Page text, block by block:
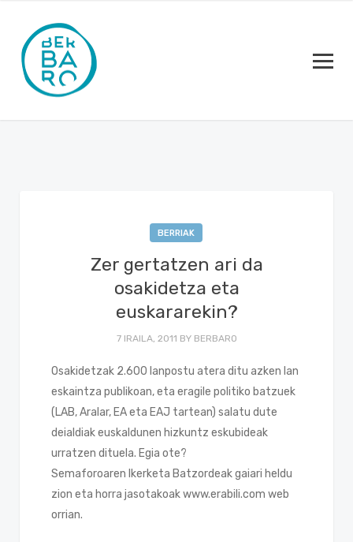
BERRIAK
Zer gertatzen ari da
osakidetza eta
euskararekin?
7 IRAILA, 2011 BY BERBARO
Osakidetzak 2.600 lanpostu atera ditu azken lan
eskaintza publikoan, eta eragile politiko batzuek
(LAB, Aralar, EA eta EAJ tartean) salatu dute
deialdiak euskaldunen hizkuntz eskubideak
urratzen dituela. Egia ote?
Semaforoaren Ikerketa Batzordeak gaiari heldu
zion eta horra jasotakoak www.erabili.com web
orrian.